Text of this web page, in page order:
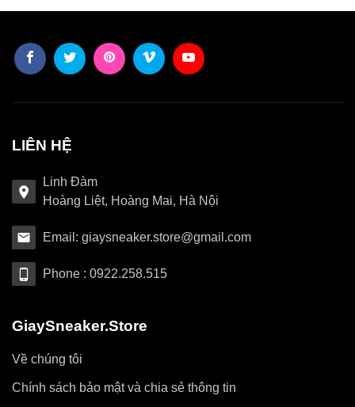
LIÊN HỆ
Linh Đàm
Hoàng Liệt, Hoàng Mai, Hà Nội
Email: giaysneaker.store@gmail.com
Phone : 0922.258.515
GiaySneaker.Store
Về chúng tôi
Chính sách bảo mật và chia sẻ thông tin